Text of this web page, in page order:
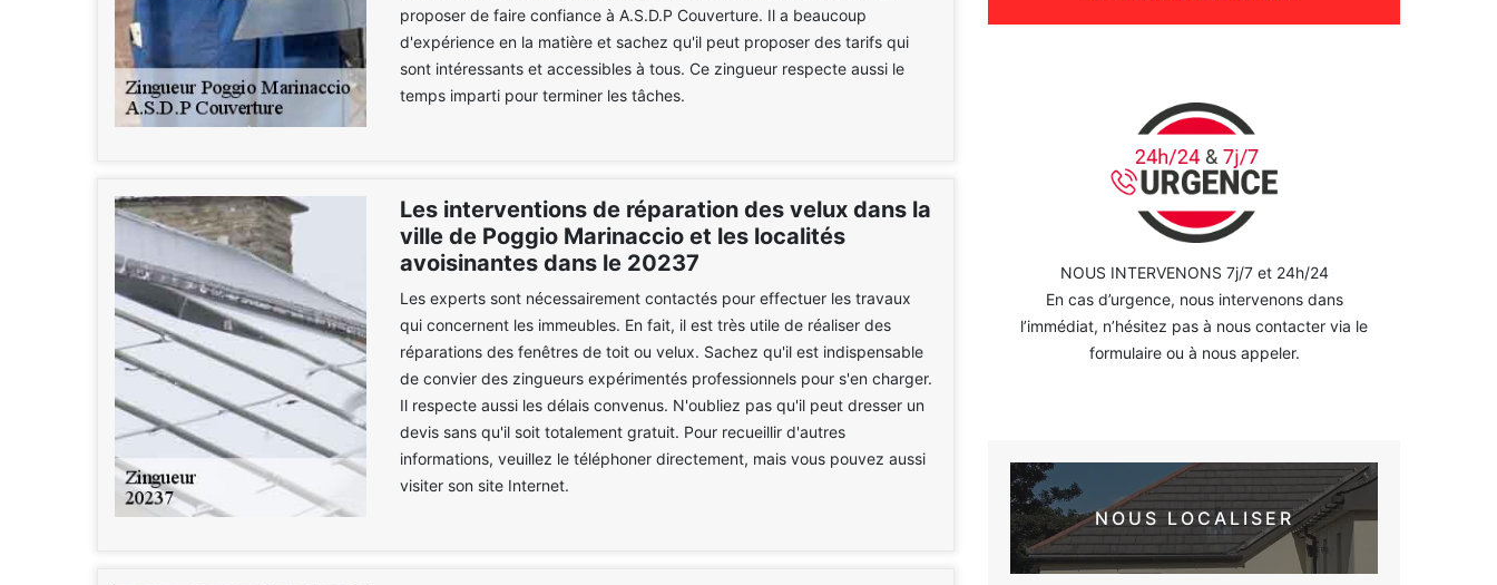
proposer de faire confiance à A.S.D.P Couverture. Il a beaucoup
d'expérience en la matière et sachez qu'il peut proposer des tarifs qui
sont intéressants et accessibles à tous. Ce zingueur respecte aussi le
temps imparti pour terminer les tâches.
Les interventions de réparation des velux dans la
ville de Poggio Marinaccio et les localités
avoisinantes dans le 20237
Les experts sont nécessairement contactés pour effectuer les travaux
qui concernent les immeubles. En fait, il est très utile de réaliser des
réparations des fenêtres de toit ou velux. Sachez qu'il est indispensable
de convier des zingueurs expérimentés professionnels pour s'en charger.
Il respecte aussi les délais convenus. N'oubliez pas qu'il peut dresser un
devis sans qu'il soit totalement gratuit. Pour recueillir d'autres
informations, veuillez le téléphoner directement, mais vous pouvez aussi
visiter son site Internet.
NOUS INTERVENONS 7j/7 et 24h/24
En cas d’urgence, nous intervenons dans
l’immédiat, n’hésitez pas à nous contacter via le
formulaire ou à nous appeler.
NOUS LOCALISER